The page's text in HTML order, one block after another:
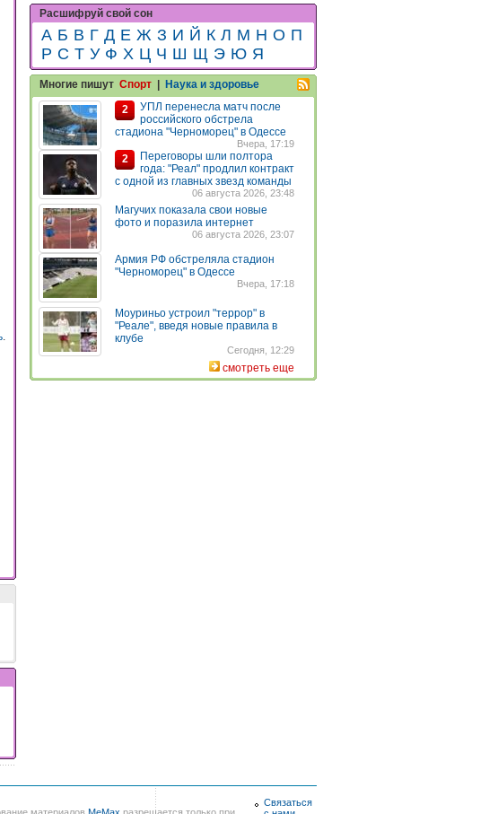
.
Расшифруй свой сон
А Б В Г Д Е Ж З И Й К Л М Н О П
Р С Т У Ф Х Ц Ч Ш Щ Э Ю Я
Многие пишут Спорт
Наука и здоровье
2
УПЛ перенесла матч после
российского обстрела
стадиона "Черноморец" в Одессе
Вчера, 17:19
2
Переговоры шли полтора
года: "Реал" продлил контракт
с одной из главных звезд команды
06 августа 2026, 23:48
Магучих показала свои новые
фото и поразила интернет
06 августа 2026, 23:07
Армия РФ обстреляла стадион
"Черноморец" в Одессе
Вчера, 17:18
Моуриньо устроил "террор" в
"Реале", введя новые правила в
клубе
Сегодня, 12:29
смотреть еще
материалов MeMax разрешается только при
Связаться